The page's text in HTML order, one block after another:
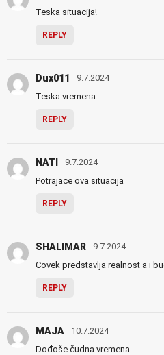
Teska situacija!
REPLY
Dux011 9.7.2024
Teska vremena…
REPLY
NATI 9.7.2024
Potrajace ova situacija
REPLY
SHALIMAR 9.7.2024
Covek predstavlja realnost a i
REPLY
MAJA 10.7.2024
Dođoše čudna vremena